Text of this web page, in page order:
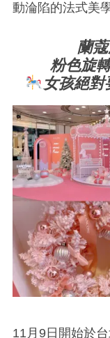
動淪陷的法式美
蘭
粉色旋
女孩絕
11月9日開始於